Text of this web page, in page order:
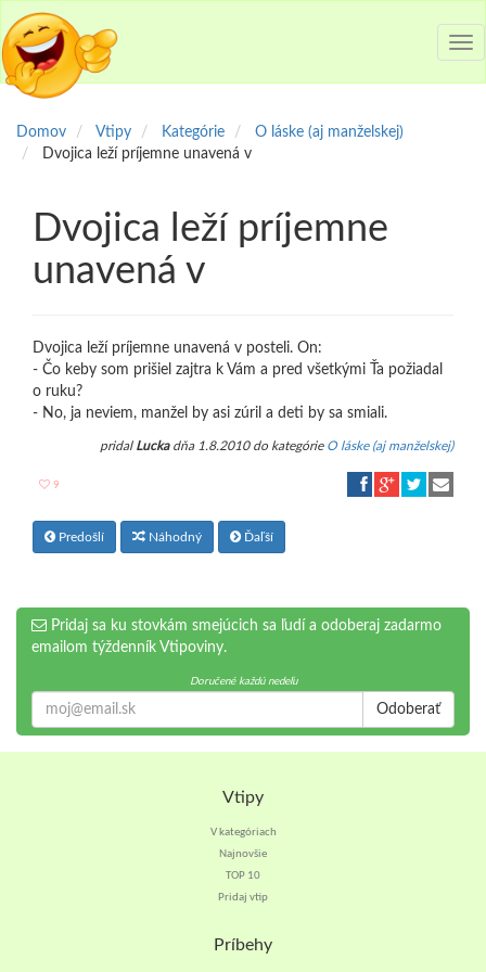
Domov Vtipy Kategórie
O láske (aj manželskej)
Dvojica leží príjemne unavená v
Dvojica leží príjemne
unavená v
Dvojica leží príjemne unavená v posteli. On:
- Čo keby som prišiel zajtra k Vám a pred všetkými Ťa požiadal
o ruku?
- No, ja neviem, manžel by asi zúril a deti by sa smiali.
pridal Luckadňa 1.8.2010 do kategórie O láske (aj manželskej)
9
Predošlí Náhodný Ďaľší
Pridaj sa ku stovkám smejúcich sa ľudí a odoberaj zadarmo
emailom týždenník Vtipoviny.
Doručené každú nedeľu
Odoberať
Vtipy
V kategóriach
Najnovšie
TOP 10
Pridaj vtip
Príbehy